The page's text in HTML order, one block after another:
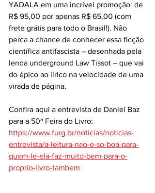
YADALA em uma incrível promoção: de
R$ 95,00 por apenas R$ 65,00 (com
frete grátis para todo o Brasil!). Não
perca a chance de conhecer essa ficção
científica antifascista – desenhada pela
lenda underground Law Tissot – que vai
do épico ao lírico na velocidade de uma
virada de página.
Confira aqui a entrevista de Daniel Baz
para a 50ª Feira do Livro:
https://www.furg.br/noticias/noticias-
entrevista/a-leitura-nao-e-so-boa-para-
quem-le-ela-faz-muito-bem-para-o-
proprio-livro-tambem